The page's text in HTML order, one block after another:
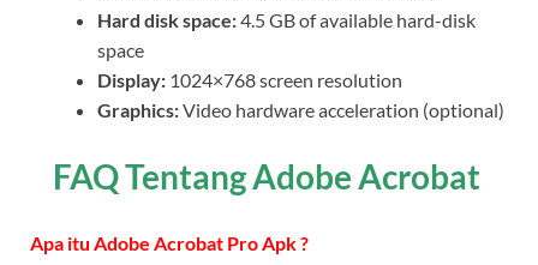
Hard disk space:4.5 GB of available hard-disk
space
Display: 1024×768 screen resolution
Graphics:Video hardware acceleration (optional)
FAQ Tentang Adobe Acrobat
Apa itu Adobe Acrobat Pro Apk ?